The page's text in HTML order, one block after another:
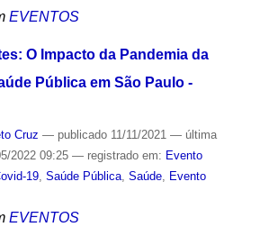
EVENTOS
O Impacto da Pandemia da
Pública em São Paulo -
Cruz — publicado11/11/2021 — última
2022 09:25 — registrado em: Evento
19, Saúde Pública, Saúde, Evento
EVENTOS